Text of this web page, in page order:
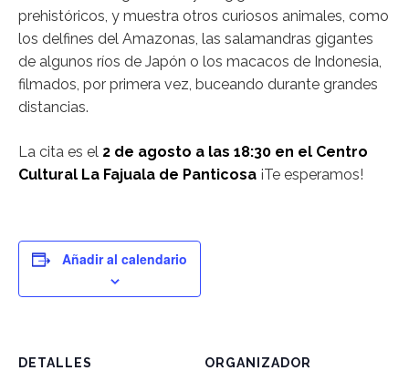
prehistóricos, y muestra otros curiosos animales, como
los delfines del Amazonas, las salamandras gigantes
de algunos ríos de Japón o los macacos de Indonesia,
filmados, por primera vez, buceando durante grandes
distancias.
La cita es el 2 de agosto a las 18:30 en el Centro
Cultural La Fajuala de Panticosa ¡Te esperamos!
Añadir al calendario
DETALLES ORGANIZADOR